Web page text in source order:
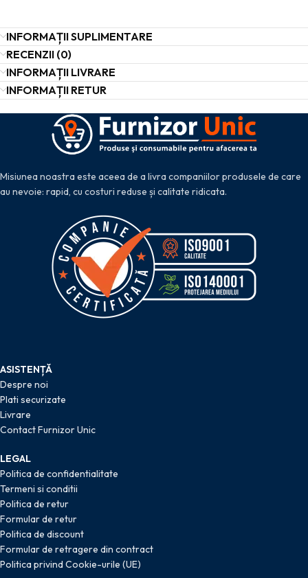
INFORMAȚII SUPLIMENTARE
RECENZII (0)
INFORMAȚII LIVRARE
INFORMAȚII RETUR
Misiunea noastra este aceea de a livra companiilor produsele de care
au nevoie: rapid, cu costuri reduse și calitate ridicata.
ASISTENȚĂ
Despre noi
Plati securizate
Livrare
Contact Furnizor Unic
LEGAL
Politica de confidentialitate
Termeni si conditii
Politica de retur
Formular de retur
Politica de discount
Formular de retragere din contract
Politica privind Cookie-urile (UE)